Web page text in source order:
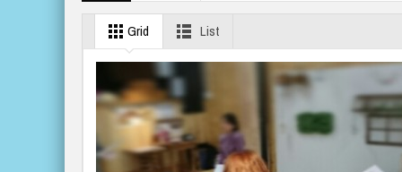
Grid List